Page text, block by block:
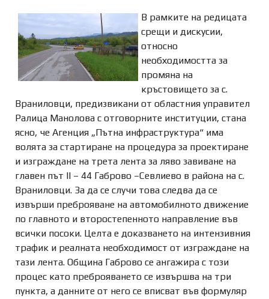
В рамките на редицата
срещи и дискусии,
относно
необходимостта за
промяна на
кръстовището за с.
Враниловци, предизвикани от областния управител
Ралица Манолова с отговорните институции, стана
ясно, че Агенция „Пътна инфраструктура“ има
волята за стартиране на процедура за проектиране
и изграждане на трета лента за ляво завиване на
главен път II – 44 Габрово –Севлиево в района на с.
Враниловци. За да се случи това следва да се
извърши преброяване на автомобилното движение
по главното и второстепенното направление във
всички посоки. Целта е доказването на интензивния
трафик и реалната необходимост от изграждане на
тази лента. Община Габрово се ангажира с този
процес като преброяването се извършва на три
пункта, а данните от него се вписват във формуляр